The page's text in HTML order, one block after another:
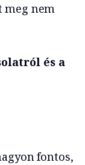
meg nem
és a
fontos,